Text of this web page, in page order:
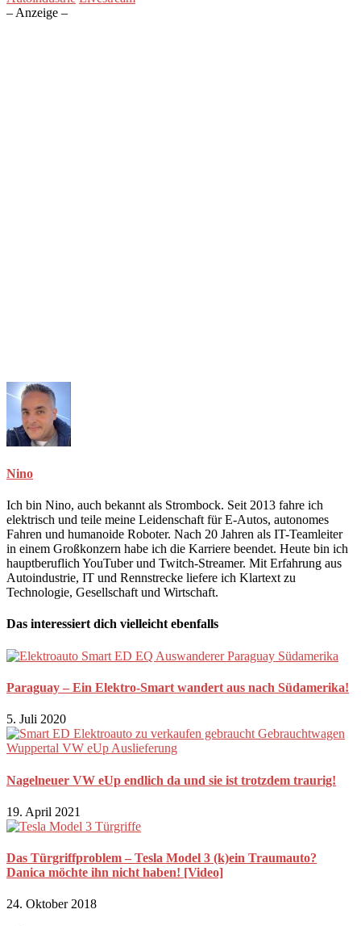
– Anzeige –
Nino
Ich bin Nino, auch bekannt als Strombock. Seit 2013 fahre ich
elektrisch und teile meine Leidenschaft für E-Autos, autonomes
Fahren und humanoide Roboter. Nach 20 Jahren als IT-Teamleiter
in einem Großkonzern habe ich die Karriere beendet. Heute bin ich
hauptberuflich YouTuber und Twitch-Streamer. Mit Erfahrung aus
Autoindustrie, IT und Rennstrecke liefere ich Klartext zu
Technologie, Gesellschaft und Wirtschaft.
Das interessiert dich vielleicht ebenfalls
Paraguay – Ein Elektro-Smart wandert aus nach Südamerika!
5. Juli 2020
Nagelneuer VW eUp endlich da und sie ist trotzdem traurig!
19. April 2021
Das Türgriffproblem – Tesla Model 3 (k)ein Traumauto?
Danica möchte ihn nicht haben! [Video]
24. Oktober 2018